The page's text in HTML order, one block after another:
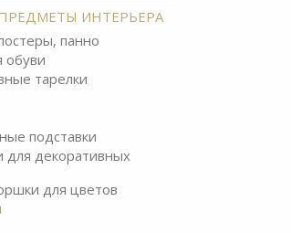
ИНТЕРЬЕРА
панно
обуви
тарелки
подставки
для декоративных
для цветов